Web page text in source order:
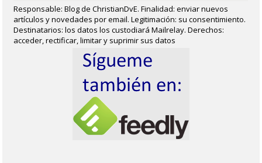
Responsable: Blog de ChristianDvE. Finalidad: enviar nuevos
artículos y novedades por email. Legitimación: su consentimiento.
Destinatarios: los datos los custodiará Mailrelay. Derechos:
acceder, rectificar, limitar y suprimir sus datos